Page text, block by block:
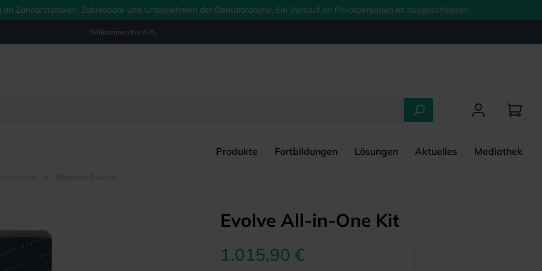
Zahnarztpraxen, Zahnlabore und Unternehmen der Dentalbranche. Ein Verkauf an Privatpersonen ist ausgeschlossen.
Willkommen bei ADS.
Produkte Fortbildungen Lösungen Aktuelles Mediathek
Evolve All-in-One Kit
1.015,90 €